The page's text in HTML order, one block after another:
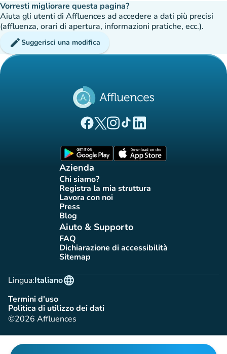
Vorresti migliorare questa pagina?
Aiuta gli utenti di Affluences ad accedere a dati più precisi
(affluenza, orari di apertura, informazioni pratiche, ecc.).
editSuggerisci una modifica
(nuova scheda)
(nuova scheda)
(nuova scheda)
(nuova scheda)
(nuova scheda)
Azienda
Chi siamo?(nuova scheda)
Registra la mia struttura
(nuova scheda)
Lavora con noi
(nuova scheda)
Press(nuova scheda)
Blog(nuova scheda)
Aiuto & Supporto
FAQ(nuova scheda)
Dichiarazione di accessibilità
(nuova scheda)
Sitemap(nuova scheda)
Lingua:
language
Italiano
Termini d'uso(nuova scheda)
Politica di utilizzo dei dati
(nuova scheda)
©2026 Affluences